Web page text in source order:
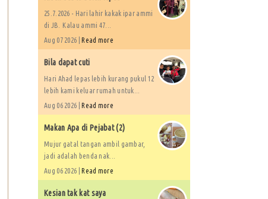
25.7.2026 - Hari lahir kakak ipar ammi
di JB. Kalau ammi 47...
Aug 07 2026 | Read more
Bila dapat cuti
Hari Ahad lepas lebih kurang pukul 12
lebih kami keluar rumah untuk...
Aug 06 2026 | Read more
Makan Apa di Pejabat (2)
Mujur gatal tangan ambil gambar,
jadi adalah benda nak...
Aug 06 2026 | Read more
Kesian tak kat saya